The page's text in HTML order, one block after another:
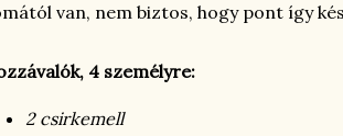
van, nem biztos, hogy pont így
4 személyre:
2 csirkemell